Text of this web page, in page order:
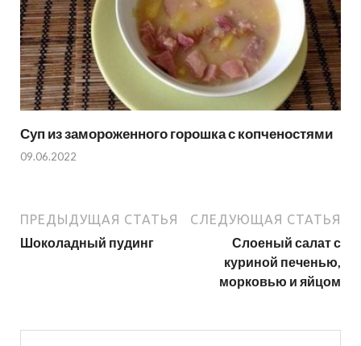
Суп из замороженного горошка с копченостями
09.06.2022
ПРЕДЫДУЩАЯ СТАТЬЯ
Шоколадный пудинг
СЛЕДУЮЩАЯ СТАТЬЯ
Слоеный салат с
куриной печенью,
морковью и яйцом